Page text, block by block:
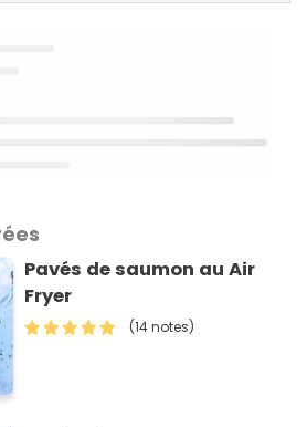
Pavés de saumon au Air
Fryer
(14 notes)